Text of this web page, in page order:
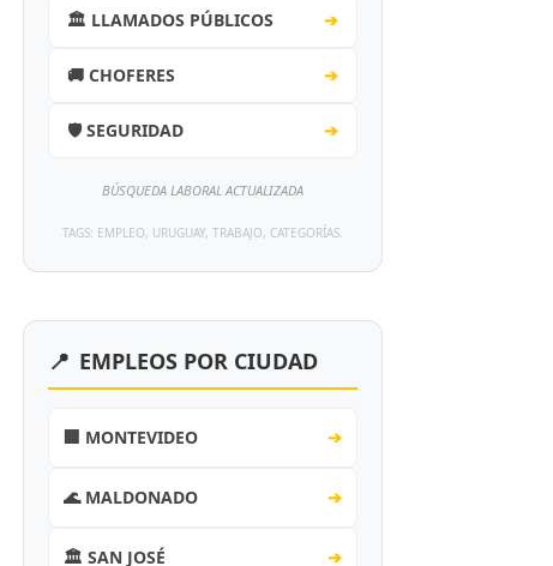
🏛️ LLAMADOS PÚBLICOS ➔
🚚 CHOFERES ➔
🛡️ SEGURIDAD ➔
BÚSQUEDA LABORAL ACTUALIZADA
TAGS: EMPLEO, URUGUAY, TRABAJO, CATEGORÍAS.
📍 EMPLEOS POR CIUDAD
🏢 MONTEVIDEO ➔
🌊 MALDONADO ➔
🏛️ SAN JOSÉ ➔